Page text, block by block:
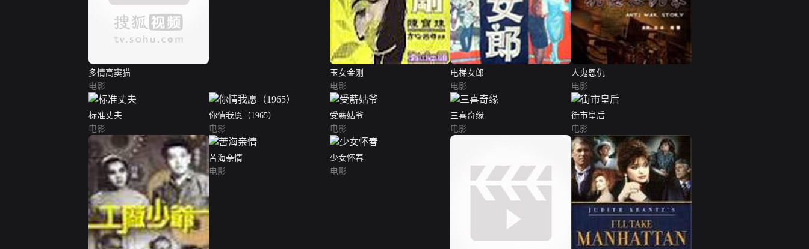
多情高窦猫
电影
玉女金刚
电影
电梯女郎
电影
人鬼恩仇
电影
标准丈夫
电影
你情我愿（1965）
电影
受薪姑爷
电影
三喜奇缘
电影
街市皇后
电影
苦海亲情
电影
少女怀春
电影